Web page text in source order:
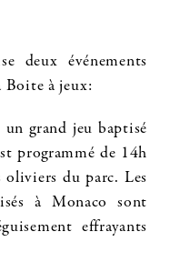
deux événements
Boite à jeux:
grand jeu baptisé
programmé de 14h
oliviers du parc. Les
à Monaco sont
effrayants